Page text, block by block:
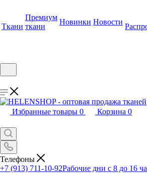
Ткани
Премиум
ткани
Новинки Новости
Избранные товары 0 Корзина 0
Телефоны
+7 (913) 711-10-92Рабочие дни с 8 до 16